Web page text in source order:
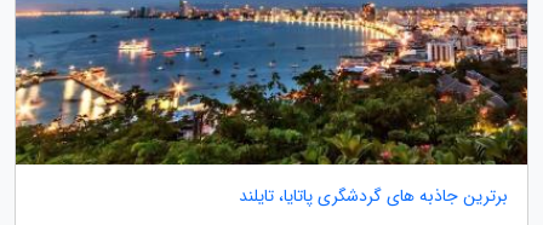
برترین جاذبه های گردشگری پاتایا، تایلند